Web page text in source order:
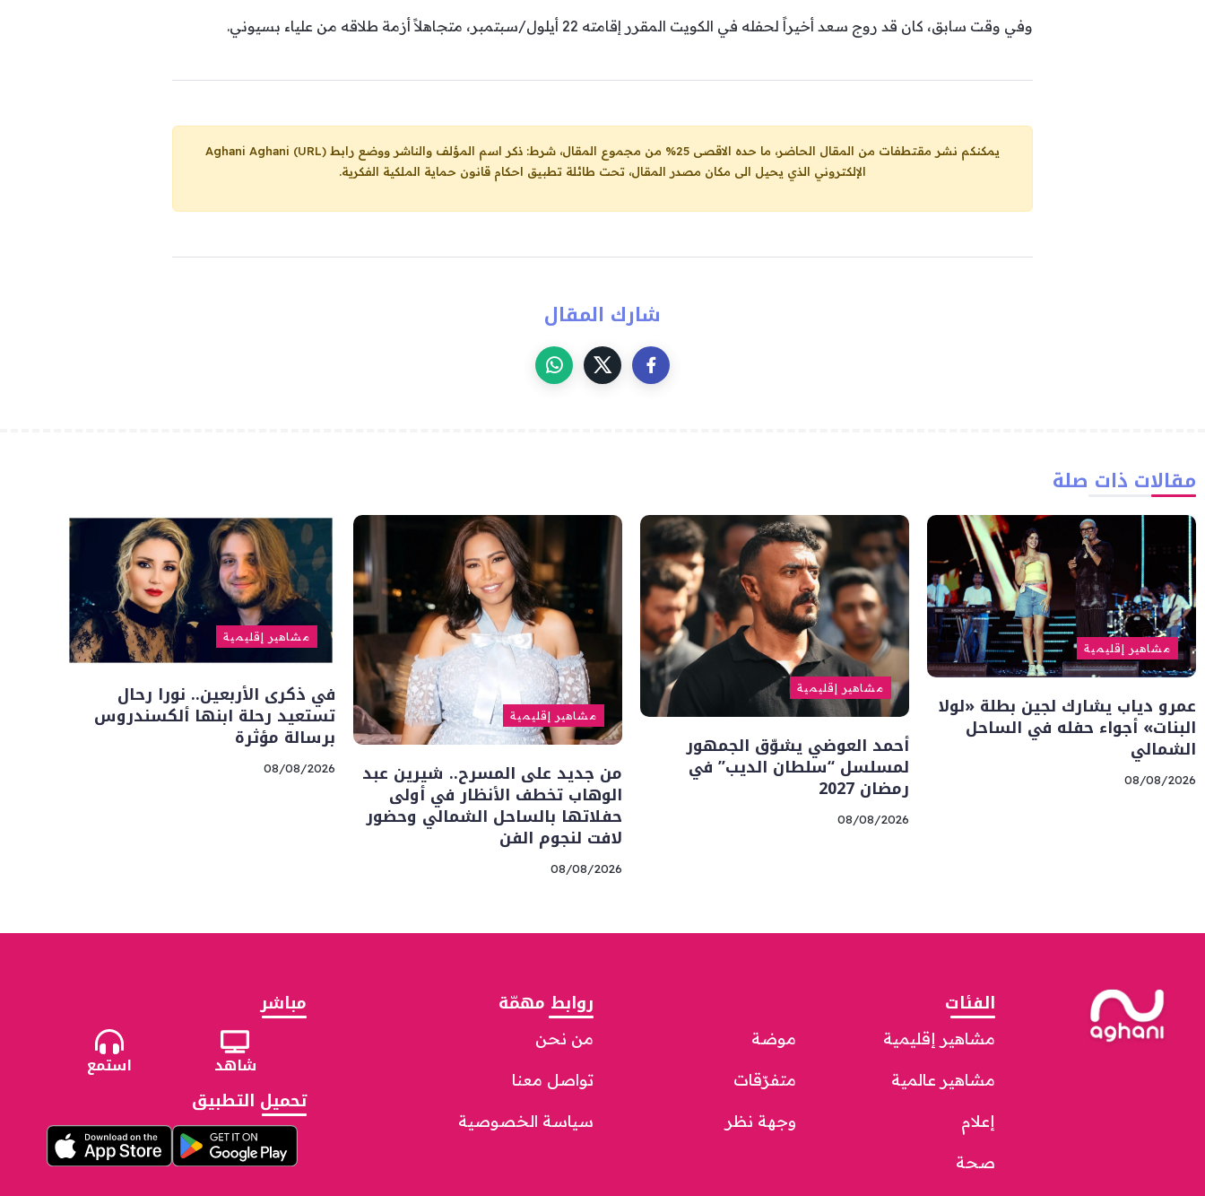
وفي وقت سابق، كان قد روج سعد أخيراً لحفله في الكويت المقرر إقامته 22 أيلول/سبتمبر، متجاهلاً أزمة طلاقه من علياء بسيوني.
يمكنكم نشر مقتطفات من المقال الحاضر، ما حده الاقصى 25% من مجموع المقال، شرط: ذكر اسم المؤلف والناشر ووضع رابط
Aghani Aghani (URL)
الإلكتروني الذي يحيل الى مكان مصدر المقال، تحت طائلة تطبيق احكام قانون حماية الملكية الفكرية.
شارك المقال
مقالات ذات صلة
مشاهير إقليمية
عمرو دياب يشارك لجين بطلة «لولا
البنات» أجواء حفله في الساحل
الشمالي
08/08/2026
مشاهير إقليمية
أحمد العوضي يشوّق الجمهور
لمسلسل “سلطان الديب” في
رمضان 2027
08/08/2026
مشاهير إقليمية
من جديد على المسرح.. شيرين عبد
الوهاب تخطف الأنظار في أولى
حفلاتها بالساحل الشمالي وحضور
لافت لنجوم الفن
08/08/2026
مشاهير إقليمية
في ذكرى الأربعين.. نورا رحال
تستعيد رحلة ابنها ألكسندروس
برسالة مؤثرة
08/08/2026
الفئات
مشاهير إقليمية
مشاهير عالمية
إعلام
صحة
موضة
متفرّقات
وجهة نظر
روابط مهمّة
من نحن
تواصل معنا
سياسة الخصوصية
مباشر
شاهد استمع
تحميل التطبيق